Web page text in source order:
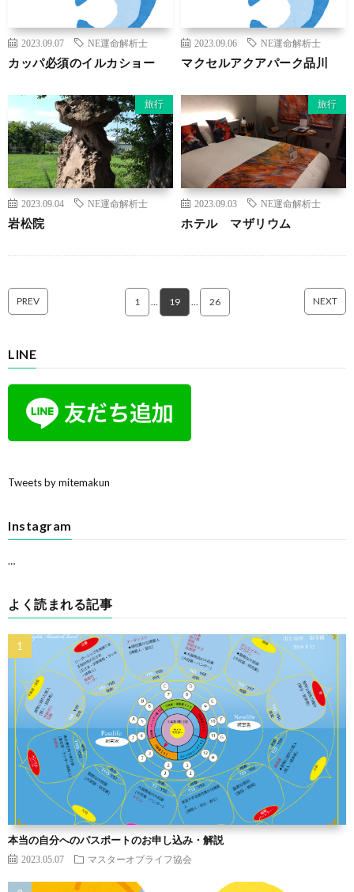
2023.09.07 NE運命解析士
カッパ必須のイルカショー
2023.09.06 NE運命解析士
マクセルアクアパーク品川
旅行
2023.09.04 NE運命解析士
岩松院
旅行
2023.09.03 NE運命解析士
ホテル マザリウム
PREV 1 19 26 NEXT
LINE
Tweets by mitemakun
Instagram
…
よく読まれる記事
本当の自分へのパスポートのお申し込み・解説
2023.05.07 マスターオブライフ協会